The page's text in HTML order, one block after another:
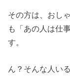
その方は、おし
も「あの人は仕
す。
ん？そんな人い